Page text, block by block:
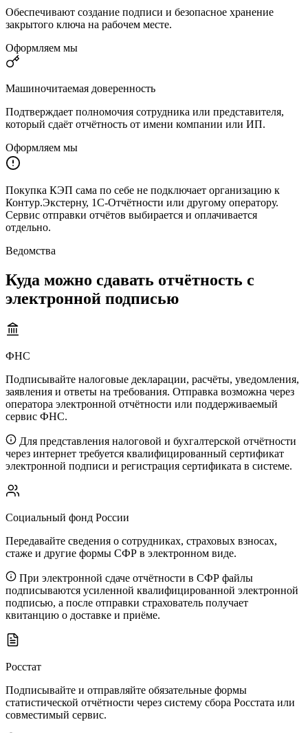
Обеспечивают создание подписи и безопасное хранение
закрытого ключа на рабочем месте.
Оформляем мы
Машиночитаемая доверенность
Подтверждает полномочия сотрудника или представителя,
который сдаёт отчётность от имени компании или ИП.
Оформляем мы
Покупка КЭП сама по себе не подключает организацию к
Контур.Экстерну, 1С-Отчётности или другому оператору.
Сервис отправки отчётов выбирается и оплачивается
отдельно.
Ведомства
Куда можно сдавать отчётность с
электронной подписью
ФНС
Подписывайте налоговые декларации, расчёты, уведомления,
заявления и ответы на требования. Отправка возможна через
оператора электронной отчётности или поддерживаемый
сервис ФНС.
Для представления налоговой и бухгалтерской отчётности
через интернет требуется квалифицированный сертификат
электронной подписи и регистрация сертификата в системе.
Социальный фонд России
Передавайте сведения о сотрудниках, страховых взносах,
стаже и другие формы СФР в электронном виде.
При электронной сдаче отчётности в СФР файлы
подписываются усиленной квалифицированной электронной
подписью, а после отправки страхователь получает
квитанцию о доставке и приёме.
Росстат
Подписывайте и отправляйте обязательные формы
статистической отчётности через систему сбора Росстата или
совместимый сервис.